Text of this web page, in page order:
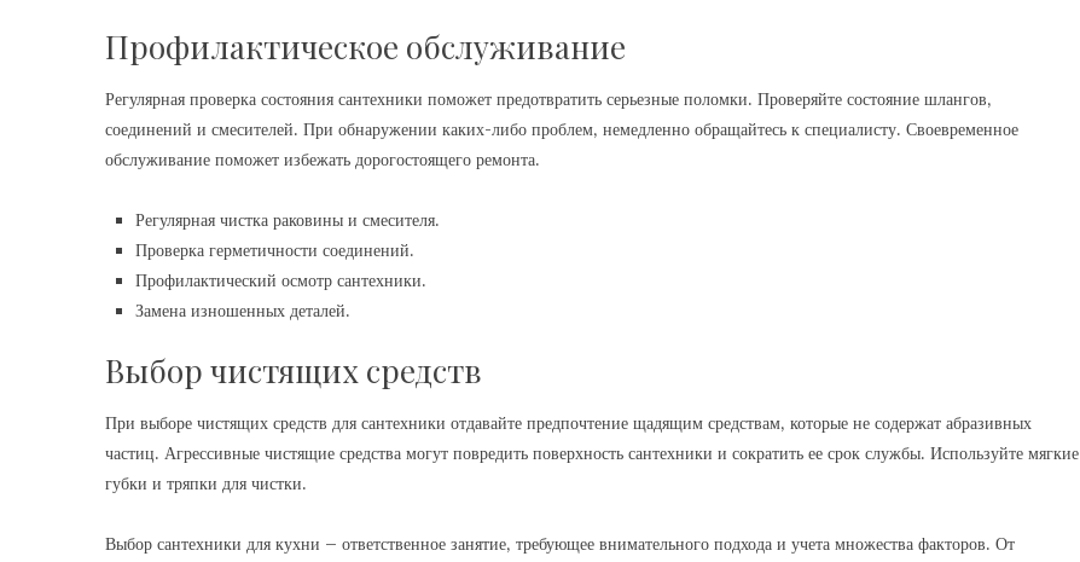
Профилактическое обслуживание
Регулярная проверка состояния сантехники поможет предотвратить серьезные поломки. Проверяйте состояние шлангов‚
соединений и смесителей. При обнаружении каких-либо проблем‚ немедленно обращайтесь к специалисту. Своевременное
обслуживание поможет избежать дорогостоящего ремонта.
Регулярная чистка раковины и смесителя.
Проверка герметичности соединений.
Профилактический осмотр сантехники.
Замена изношенных деталей.
Выбор чистящих средств
При выборе чистящих средств для сантехники отдавайте предпочтение щадящим средствам‚ которые не содержат абразивных
частиц. Агрессивные чистящие средства могут повредить поверхность сантехники и сократить ее срок службы. Используйте мягкие
губки и тряпки для чистки.
Выбор сантехники для кухни – ответственное занятие‚ требующее внимательного подхода и учета множества факторов. От